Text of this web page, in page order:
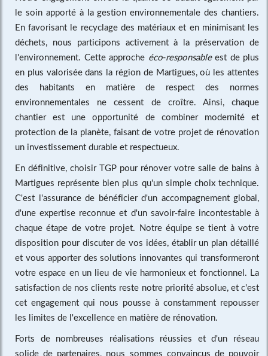
le soin apporté à la gestion environnementale des chantiers.
En favorisant le recyclage des matériaux et en minimisant les
déchets, nous participons activement à la préservation de
l'environnement. Cette approche éco-responsableest de plus
en plus valorisée dans la région de Martigues, où les attentes
des habitants en matière de respect des normes
environnementales ne cessent de croître. Ainsi, chaque
chantier est une opportunité de combiner modernité et
protection de la planète, faisant de votre projet de rénovation
un investissement durable et respectueux.
En définitive, choisir TGP pour rénover votre salle de bains à
Martigues représente bien plus qu'un simple choix technique.
C'est l'assurance de bénéficier d'un accompagnement global,
d'une expertise reconnue et d'un savoir-faire incontestable à
chaque étape de votre projet. Notre équipe se tient à votre
disposition pour discuter de vos idées, établir un plan détaillé
et vous apporter des solutions innovantes qui transformeront
votre espace en un lieu de vie harmonieux et fonctionnel. La
satisfaction de nos clients reste notre priorité absolue, et c'est
cet engagement qui nous pousse à constamment repousser
les limites de l'excellence en matière de rénovation.
Forts de nombreuses réalisations réussies et d'un réseau
solide de partenaires, nous sommes convaincus de pouvoir